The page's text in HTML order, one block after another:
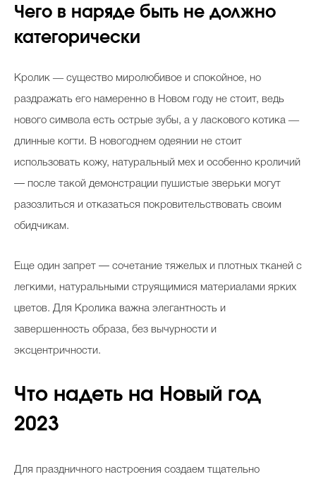
Чего в наряде быть не должно
категорически
Кролик ― существо миролюбивое и спокойное, но
раздражать его намеренно в Новом году не стоит, ведь
нового символа есть острые зубы, а у ласкового котика ―
длинные когти. В новогоднем одеянии не стоит
использовать кожу, натуральный мех и особенно кроличий
— после такой демонстрации пушистые зверьки могут
разозлиться и отказаться покровительствовать своим
обидчикам.
Еще один запрет — сочетание тяжелых и плотных тканей с
легкими, натуральными струящимися материалами ярких
цветов. Для Кролика важна элегантность и
завершенность образа, без вычурности и
эксцентричности.
Что надеть на Новый год
2023
Для праздничного настроения создаем тщательно